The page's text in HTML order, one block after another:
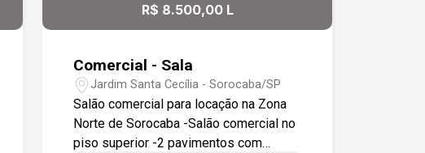
R$ 8.500,00 L
Comercial - Sala
Jardim Santa Cecília - Sorocaba/SP
Salão comercial para locação na Zona
Norte de Sorocaba -Salão comercial no
piso superior -2 pavimentos com